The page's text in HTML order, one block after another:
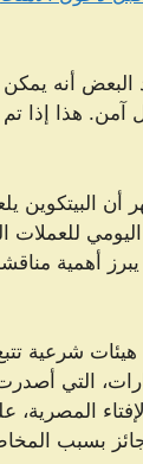
البعض أنه
آمن. هذا إذا تم
أن البيتكوين
للعملات
شرعية
التي
المصرية،
بسبب